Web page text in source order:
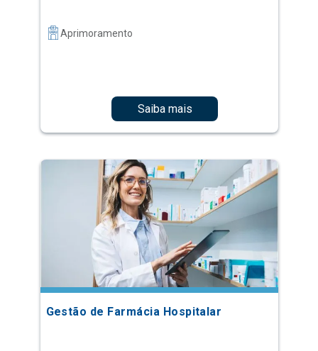
Aprimoramento
Saiba mais
Gestão de Farmácia Hospitalar